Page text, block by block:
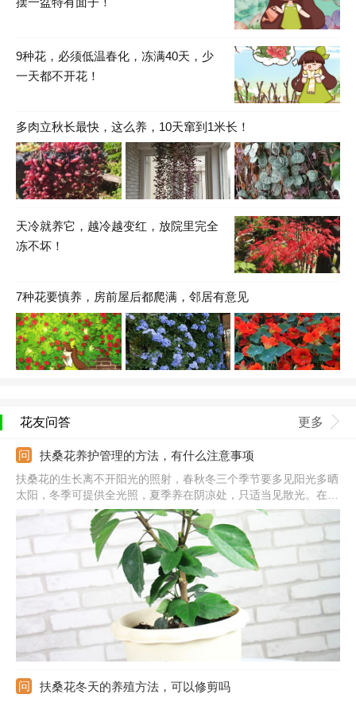
9种花，必须低温春化，冻满40天，少
一天都不开花！
多肉立秋长最快，这么养，10天窜到1米长！
天冷就养它，越冷越变红，放院里完全
冻不坏！
7种花要慎养，房前屋后都爬满，邻居有意见
花友问答 更多
扶桑花养护管理的方法，有什么注意事项
扶桑花的生长离不开阳光的照射，春秋冬三个季节要多见阳光多晒
太阳，冬季可提供全光照，夏季养在阴凉处，只适当见散光。在生
长期及时浇水，保持盆土湿润，夏季可三天左右浇次水。生长的阶
段合理施肥，可用氮磷钾复合肥，冬季前追肥一次。盆栽养护土壤
要提供好，土质要求疏松、透气、排水、营养。
扶桑花冬天的养殖方法，可以修剪吗